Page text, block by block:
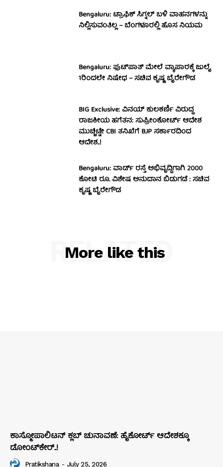
Bengaluru: ಟ್ರಾಫಿಕ್‌ ಸಿಗ್ನಲ್‌ ಬಳಿ ವಾಹನಗಳನ್ನು
ನಿಲ್ಲಿಸುವಂತಿಲ್ಲ – ಬೆಂಗಳೂರಲ್ಲಿ ಹೊಸ ನಿಯಮ
Bengaluru: ಫುಟ್‌ಪಾತ್‌ ಮೇಲೆ ವ್ಯಾಪಾರಕ್ಕೆ ಜುಲೈ
1ರಿಂದಲೇ ನಿಷೇಧ – ಸಚಿವ ಕೃಷ್ಣ ಬೈರೇಗೌಡ
BIG Exclusive: ವಿನಯ್‌ ಕುಲಕರ್ಣಿ ವಿರುದ್ಧ
ರಾಜಕೀಯ ಹಗೆತನ: ಸುಪ್ರೀಂಕೋರ್ಟ್‌ ಆದೇಶ
ಮುಚ್ಚಿಟ್ಟೇ CBI ತನಿಖೆಗೆ BJP ಸರ್ಕಾರದಿಂದ
ಆದೇಶ..!
Bengaluru: ವಾರ್ಡ್ ರಸ್ತೆ ಅಭಿವೃದ್ಧಿಗಾಗಿ 2000
ಕೋಟಿ ರೂ. ವಿಶೇಷ ಅನುದಾನ ಬಿಡುಗಡೆ : ಸಚಿವ
ಕೃಷ್ಣ ಬೈರೇಗೌಡ
More like this
RELATED
ಕಾಸ್ಮೋಪಾಲಿಟನ್‌ ಕ್ಲಬ್‌ ಚುನಾವಣೆ: ಹೈಕೋರ್ಟ್‌ ಆದೇಶಕ್ಕೂ
ಡೋಂಟ್‌ಕೇರ್‌..!
Pratikshana - July 25, 2026